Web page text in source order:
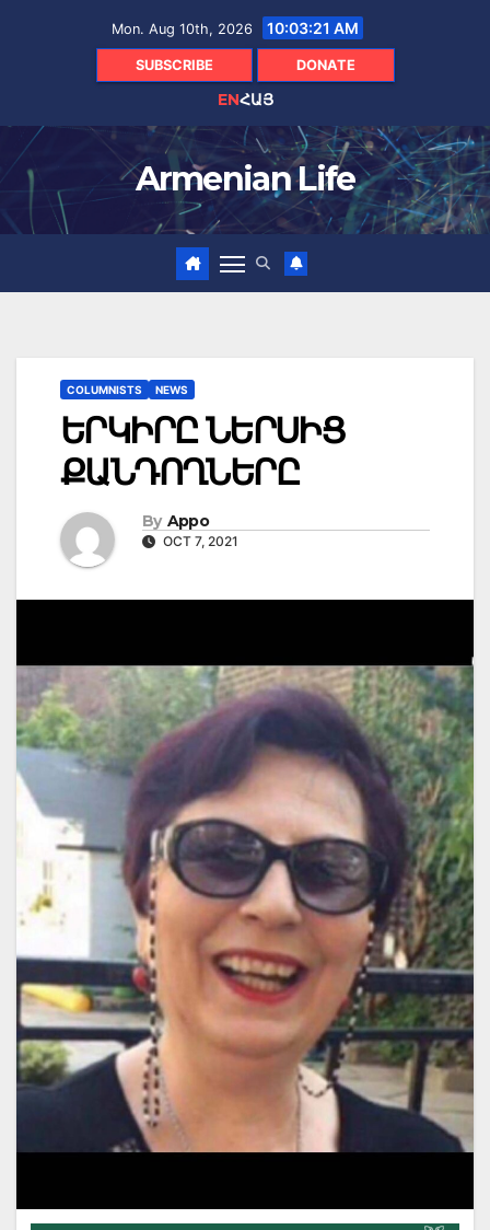
Mon. Aug 10th, 2026 10:03:23 AM
SUBSCRIBE DONATE
ENՀԱՅ
Armenian Life
COLUMNISTS NEWS
ԵՐԿԻՐԸ ՆԵՐՍԻՑ
ՔԱՆԴՈՂՆԵՐԸ
By Appo
OCT 7, 2021